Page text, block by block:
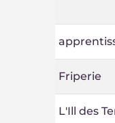
Friperie
L'Ill des